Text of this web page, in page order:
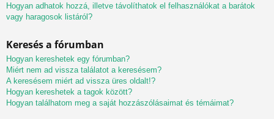
Hogyan adhatok hozzá, illetve távolíthatok el felhasználókat a barátok
vagy haragosok listáról?
Keresés a fórumban
Hogyan kereshetek egy fórumban?
Miért nem ad vissza találatot a keresésem?
A keresésem miért ad vissza üres oldalt!?
Hogyan kereshetek a tagok között?
Hogyan találhatom meg a saját hozzászólásaimat és témáimat?